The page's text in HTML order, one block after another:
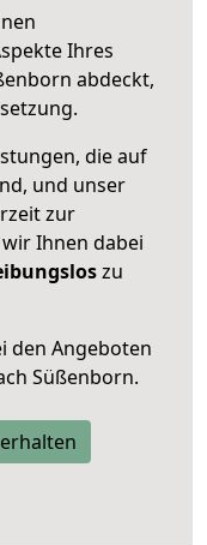
Ihres
abdeckt,
die auf
und unser
zur
Ihnen dabei
zu
den Angeboten
Süßenborn.